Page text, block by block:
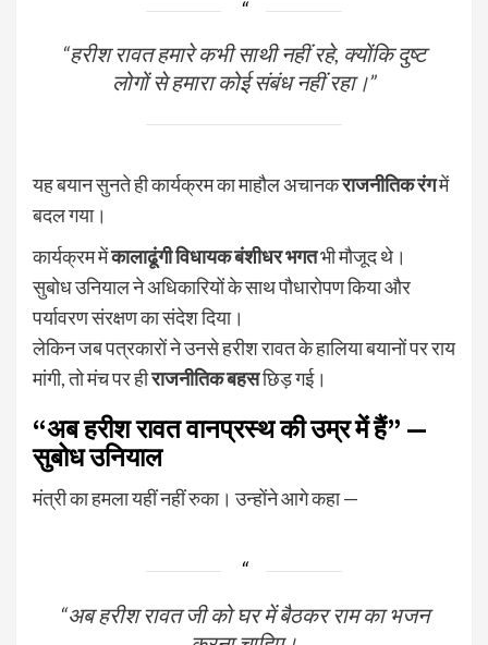
“हरीश रावत हमारे कभी साथी नहीं रहे, क्योंकि दुष्ट
लोगों से हमारा कोई संबंध नहीं रहा।”
यह बयान सुनते ही कार्यक्रम का माहौल अचानकराजनीतिक रंगमें
बदल गया।
कार्यक्रम मेंकालाढूंगी विधायक बंशीधर भगतभी मौजूद थे।
सुबोध उनियाल ने अधिकारियों के साथ पौधारोपण किया और
पर्यावरण संरक्षण का संदेश दिया।
लेकिन जब पत्रकारों ने उनसे हरीश रावत के हालिया बयानों पर राय
मांगी, तो मंच पर हीराजनीतिक बहसछिड़ गई।
“अब हरीश रावत वानप्रस्थ की उम्र में हैं” —
सुबोध उनियाल
मंत्री का हमला यहीं नहीं रुका। उन्होंने आगे कहा —
“अब हरीश रावत जी को घर में बैठकर राम का भजन